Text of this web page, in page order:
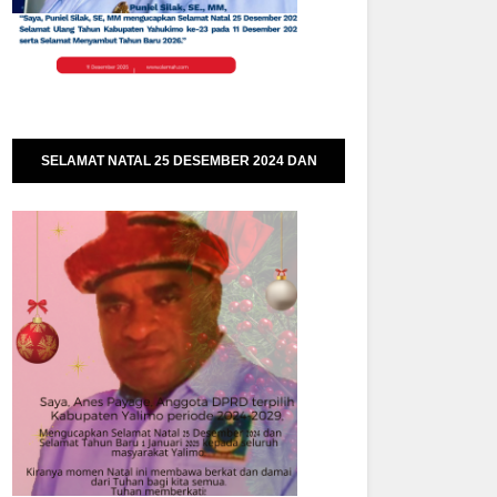
SELAMAT NATAL 25 DESEMBER 2024 DAN